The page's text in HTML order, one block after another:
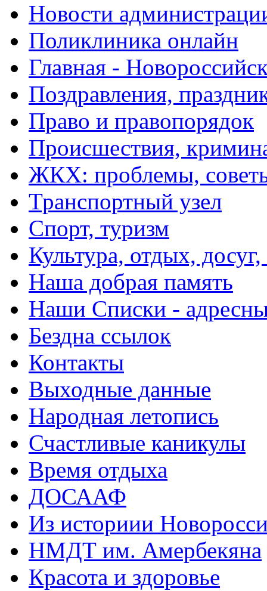
Новости
Поликлиника онлайн
Главная -
Поздравления,
Право и правопорядок
Происшествия,
ЖКХ: проблемы,
Транспортный узел
Спорт, туризм
Культура, отдых,
Наша добрая память
Наши Списки -
Бездна ссылок
Контакты
Выходные данные
Народная летопись
Счастливые каникулы
Время отдыха
ДОСААФ
Из историии
НМДТ им. Амербекяна
Красота и здоровье